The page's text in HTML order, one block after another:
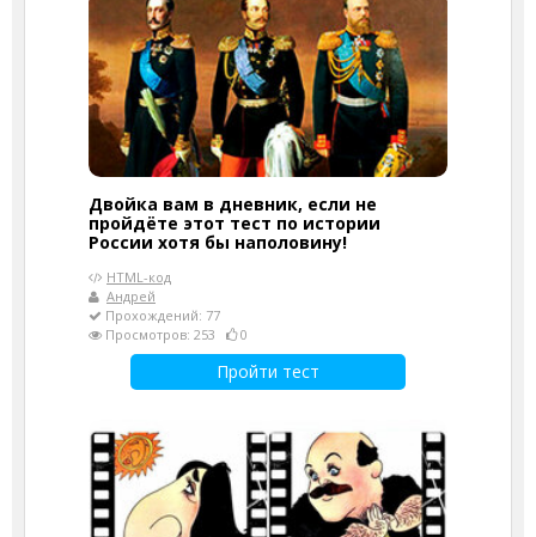
Двойка вам в дневник, если не
пройдёте этот тест по истории
России хотя бы наполовину!
HTML-код
Андрей
Прохождений: 77
Просмотров: 253
0
Пройти тест